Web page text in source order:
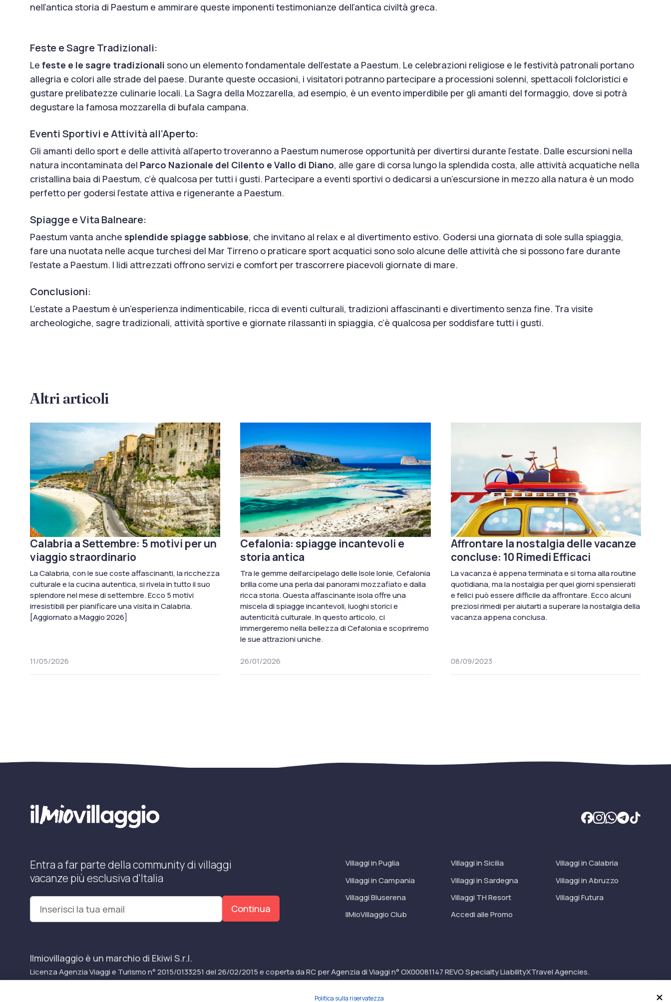
nell’antica storia di Paestum e ammirare queste imponenti testimonianze dell’antica civiltà greca.
Feste e Sagre Tradizionali:
Le feste e le sagre tradizionali sono un elemento fondamentale dell’estate a Paestum. Le celebrazioni religiose e le festività patronali portano
allegria e colori alle strade del paese. Durante queste occasioni, i visitatori potranno partecipare a processioni solenni, spettacoli folcloristici e
gustare prelibatezze culinarie locali. La Sagra della Mozzarella, ad esempio, è un evento imperdibile per gli amanti del formaggio, dove si potrà
degustare la famosa mozzarella di bufala campana.
Eventi Sportivi e Attività all’Aperto:
Gli amanti dello sport e delle attività all’aperto troveranno a Paestum numerose opportunità per divertirsi durante l’estate. Dalle escursioni nella
natura incontaminata del Parco Nazionale del Cilento e Vallo di Diano, alle gare di corsa lungo la splendida costa, alle attività acquatiche nella
cristallina baia di Paestum, c’è qualcosa per tutti i gusti. Partecipare a eventi sportivi o dedicarsi a un’escursione in mezzo alla natura è un modo
perfetto per godersi l’estate attiva e rigenerante a Paestum.
Spiagge e Vita Balneare:
Paestum vanta anche splendide spiagge sabbiose, che invitano al relax e al divertimento estivo. Godersi una giornata di sole sulla spiaggia,
fare una nuotata nelle acque turchesi del Mar Tirreno o praticare sport acquatici sono solo alcune delle attività che si possono fare durante
l’estate a Paestum. I lidi attrezzati offrono servizi e comfort per trascorrere piacevoli giornate di mare.
Conclusioni:
L’estate a Paestum è un’esperienza indimenticabile, ricca di eventi culturali, tradizioni affascinanti e divertimento senza fine. Tra visite
archeologiche, sagre tradizionali, attività sportive e giornate rilassanti in spiaggia, c’è qualcosa per soddisfare tutti i gusti.
Altri articoli
Calabria a Settembre: 5 motivi per un
viaggio straordinario
La Calabria, con le sue coste affascinanti, la ricchezza
culturale e la cucina autentica, si rivela in tutto il suo
splendore nel mese di settembre. Ecco 5 motivi
irresistibili per pianificare una visita in Calabria.
[Aggiornato a Maggio 2026]
11/05/2026
Cefalonia: spiagge incantevoli e
storia antica
Tra le gemme dell’arcipelago delle Isole Ionie, Cefalonia
brilla come una perla dai panorami mozzafiato e dalla
ricca storia. Questa affascinante isola offre una
miscela di spiagge incantevoli, luoghi storici e
autenticità culturale. In questo articolo, ci
immergeremo nella bellezza di Cefalonia e scopriremo
le sue attrazioni uniche.
26/01/2026
Affrontare la nostalgia delle vacanze
concluse: 10 Rimedi Efficaci
La vacanza è appena terminata e si torna alla routine
quotidiana, ma la nostalgia per quei giorni spensierati
e felici può essere difficile da affrontare. Ecco alcuni
preziosi rimedi per aiutarti a superare la nostalgia della
vacanza appena conclusa.
08/09/2023
Entra a far parte della community di villaggi
vacanze più esclusiva d'Italia
Continua
Villaggi in Puglia Villaggi in Sicilia
Villaggi in Calabria
Villaggi in Campania
Villaggi in Sardegna
Villaggi in Abruzzo
Villaggi Bluserena
Villaggi TH Resort
Villaggi Futura
IlMioVillaggio Club
Accedi alle Promo
Ilmiovillaggio è un marchio di Ekiwi S.r.l.
Licenza Agenzia Viaggi e Turismo n° 2015/0133251 del 26/02/2015 e coperta da RC per Agenzia di Viaggi n° OX00081147 REVO Specialty LiabilityXTravel Agencies.
P.Iva e C.F. 07780151218 — REA: NA – 909077
Politica sulla riservatezza